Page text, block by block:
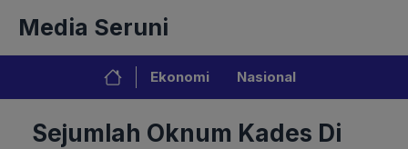
isi
Media Seruni
Ekonomi Nasional
Sejumlah Oknum Kades Di